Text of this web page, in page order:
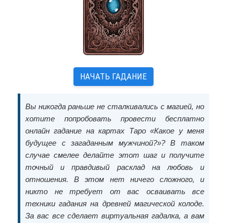
НАЧАТЬ ГАДАНИЕ
Вы никогда раньше не сталкивались с магией, но
хотите попробовать провести бесплатно
онлайн гадание на картах Таро «Какое у меня
будущее с загаданным мужчиной?»? В таком
случае смелее делайте этот шаг и получите
точный и правдивый расклад на любовь и
отношения. В этом нет ничего сложного, и
никто не требует от вас осваивать все
техники гадания на древней магической колоде.
За вас все сделает виртуальная гадалка, а вам